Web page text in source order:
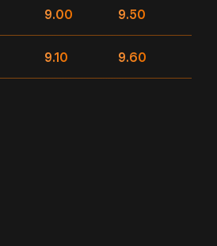
9.00 9.50
9.10 9.60